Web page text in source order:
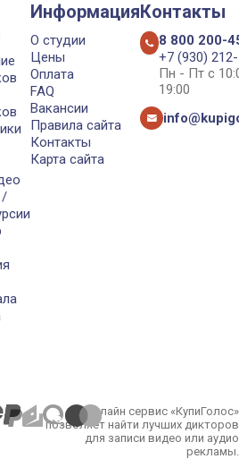
/
Информация
О студии
Цены
Оплата
FAQ
Вакансии
Правила сайта
Контакты
Карта сайта
Контакты
8 800 200-
+7 (930)
Пн - Пт с
19:00
Онлайн сервис «КупиГолос»
позволяет найти лучших дикторов
для записи видео или аудио
рекламы.